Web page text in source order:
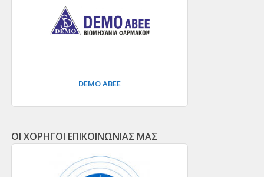
DEMO ΑΒΕΕ
ΟΙ ΧΟΡΗΓΟΙ ΕΠΙΚΟΙΝΩΝΙΑΣ ΜΑΣ